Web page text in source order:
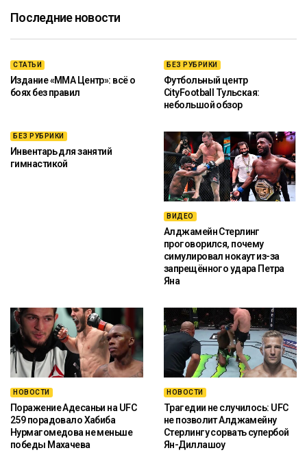
Последние новости
СТАТЬИ
Издание «ММА Центр»: всё о
боях без правил
БЕЗ РУБРИКИ
Футбольный центр
CityFootball Тульская:
небольшой обзор
БЕЗ РУБРИКИ
Инвентарь для занятий
гимнастикой
ВИДЕО
Алджамейн Стерлинг
проговорился, почему
симулировал нокаут из-за
запрещённого удара Петра
Яна
НОВОСТИ
Поражение Адесаньи на UFC
259 порадовало Хабиба
Нурмагомедова не меньше
победы Махачева
НОВОСТИ
Трагедии не случилось: UFC
не позволит Алджамейну
Стерлингу сорвать супербой
Ян-Диллашоу